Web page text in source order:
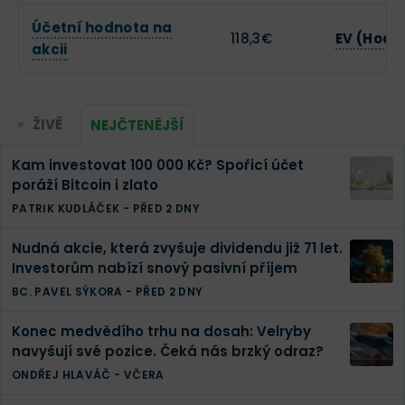
Účetní hodnota na
akcii
118,3€ EV
ŽIVĚ NEJČTENĚJŠÍ
Kam investovat 100 000 Kč? Spořicí účet
poráží Bitcoin i zlato
PATRIK KUDLÁČEK - PŘED 2 DNY
Nudná akcie, která zvyšuje dividendu již 71 let.
Investorům nabízí snový pasivní příjem
BC. PAVEL SÝKORA - PŘED 2 DNY
Konec medvědího trhu na dosah: Velryby
navyšují své pozice. Čeká nás brzký odraz?
ONDŘEJ HLAVÁČ - VČERA